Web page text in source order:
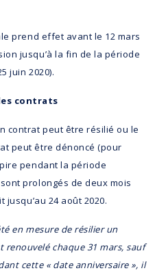
prend effet avant le 12 mars
jusqu’à la fin de la période
juin 2020).
contrats
contrat peut être résilié ou le
peut être dénoncé (pour
pendant la période
prolongés de deux mois
24 août 2020.
en mesure de résilier un
chaque 31 mars, sauf
cette « date anniversaire », il